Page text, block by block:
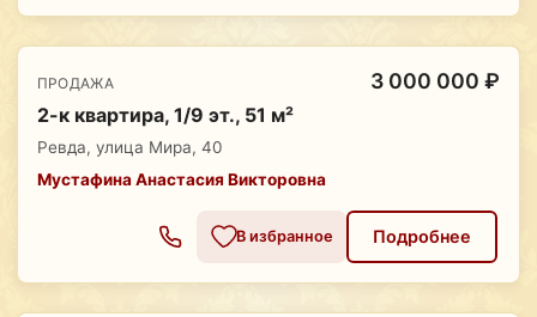
ПРОДАЖА 3 000 000 ₽
2-к квартира, 1/9 эт., 51 м²
Ревда, улица Мира, 40
Мустафина Анастасия Викторовна
В избранное Подробнее